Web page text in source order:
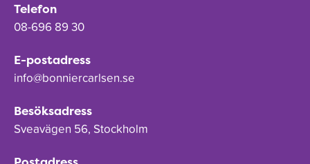
Telefon
08-696 89 30
E-postadress
info@bonniercarlsen.se
Besöksadress
Sveavägen 56, Stockholm